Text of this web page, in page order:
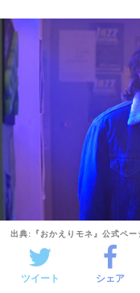
出典:『おかえりモネ』公式ペー
ツイート シェア